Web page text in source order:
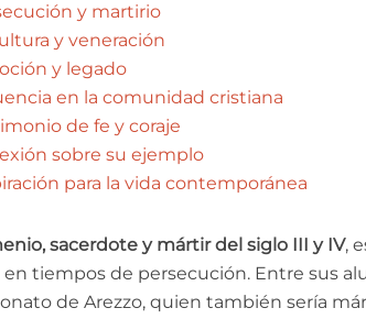
y martirio
y veneración
y legado
en la comunidad cristiana
de fe y coraje
sobre su ejemplo
para la vida contemporánea
sacerdote y mártir del siglo III y IV,
tiempos de persecución. Entre sus
de Arezzo, quien también sería